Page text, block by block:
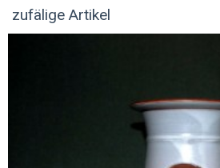
zufälige Artikel